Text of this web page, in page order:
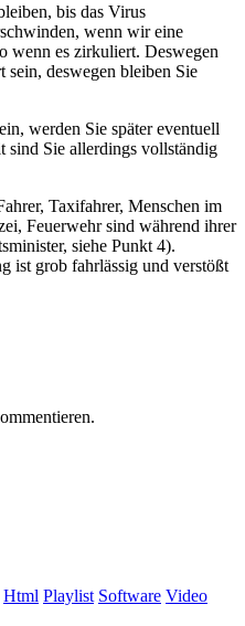
bis das Virus
wenn wir eine
wenn es zirkuliert. Deswegen
sein, deswegen bleiben Sie
werden Sie später eventuell
sind Sie allerdings vollständig
Taxifahrer, Menschen im
Feuerwehr sind während ihrer
siehe Punkt 4).
ist grob fahrlässig und verstößt
Html Playlist Software Video